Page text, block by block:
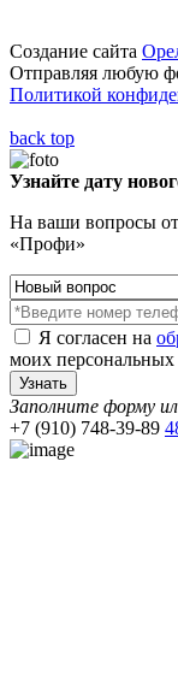
Создание сайта
Отправляя любую
Политикой
back top
Узнайте дату
На ваши вопросы
«Профи»
Я согласен на
моих
Заполните форму
+7 (910) 748-39-89